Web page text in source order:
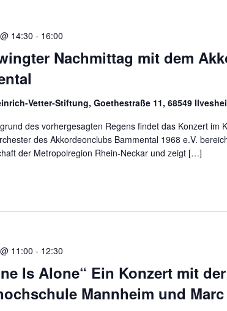
Nachmittag mit dem
14:30 - 16:00
Vetter-Stiftung, Goethestraße 11, 68549
des vorhergesagten Regens findet das Konzert im
des Akkordeonclubs Bammental 1968 e.V.
der Metropolregion Rhein-Neckar und zeigt […]
Is Alone“ Ein Konzert mit der
Mannheim und
11:00 - 12:30